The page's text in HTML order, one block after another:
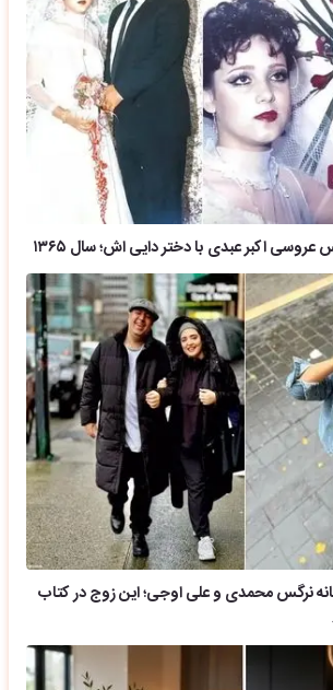
اکبر عبدی با دختر دایی اش؛ سال ۱۳۶۵
نرگس محمدی و علی اوجی؛ این زوج در کتاب